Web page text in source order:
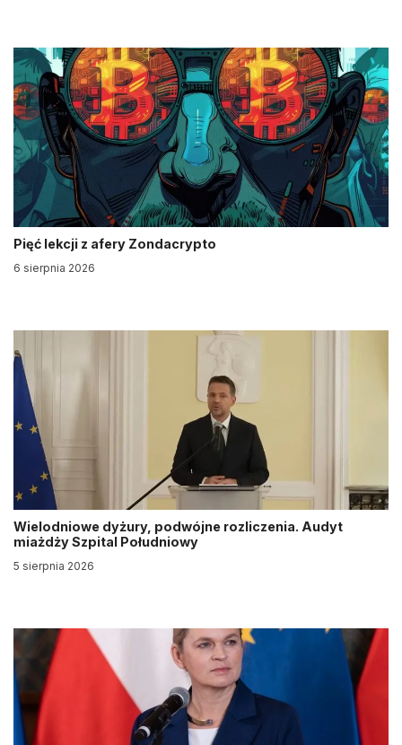
Pięć lekcji z afery Zondacrypto
6 sierpnia 2026
Wielodniowe dyżury, podwójne rozliczenia. Audyt
miażdży Szpital Południowy
5 sierpnia 2026